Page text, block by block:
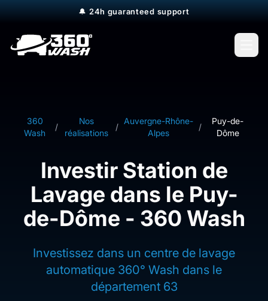
🔔 24h guaranteed support
360
Wash
/
Nos
réalisations
/
Auvergne-Rhône-
Alpes
/
Puy-de-
Dôme
Investir Station de
Lavage dans le Puy-
de-Dôme - 360 Wash
Investissez dans un centre de lavage
automatique 360° Wash dans le
département 63